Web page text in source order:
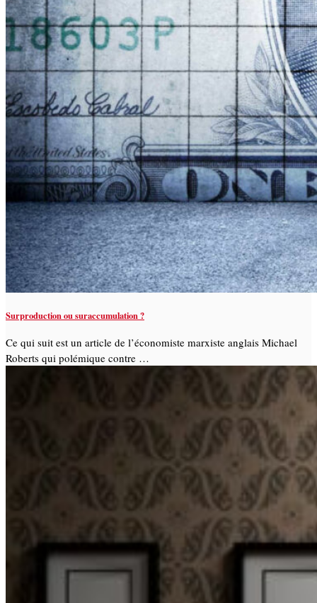
Surproduction ou suraccumulation ?
Ce qui suit est un article de l’économiste marxiste anglais Michael
Roberts qui polémique contre …